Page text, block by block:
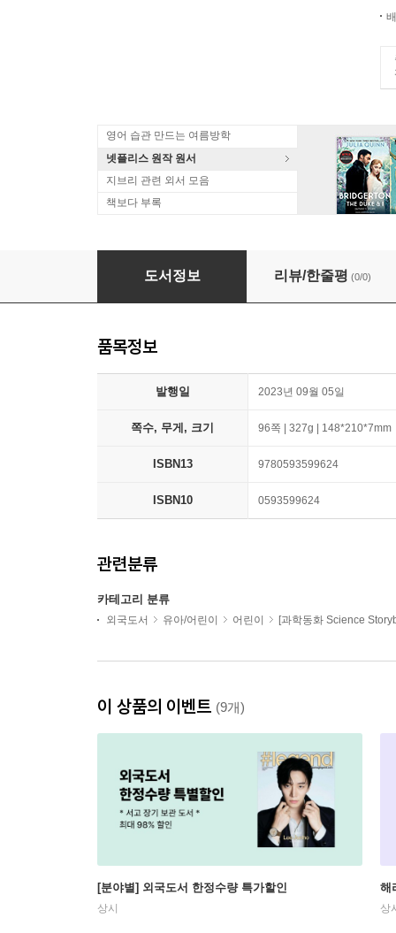
영어 습관 만드는 여름방학
넷플리스 원작 원서
지브리 관련 외서 모음
책보다 부록
Minecraft: Guide to Exploration (Updated)
도서정보 리뷰/한줄평 (0/0)
품목정보
발행일 2023년 09월 05일
쪽수, 무게, 크기 96쪽 | 327g | 148*210*7mm
ISBN13 9780593599624
ISBN10 0593599624
관련분류
카테고리 분류
외국도서 유아/어린이 어린이 [과학동화 Science
이 상품의 이벤트 (9개)
[분야별] 외국도서 한정수량 특가할인
상시
해
상